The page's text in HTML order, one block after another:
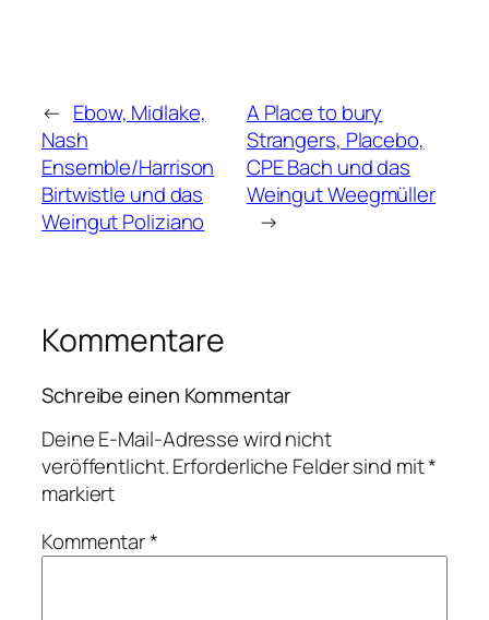
← Ebow, Midlake,
Nash
Ensemble/Harrison
Birtwistle und das
Weingut Poliziano
A Place to bury
Strangers, Placebo,
CPE Bach und das
Weingut Weegmüller
→
Kommentare
Schreibe einen Kommentar
Deine E-Mail-Adresse wird nicht
veröffentlicht.Erforderliche Felder sind mit*
markiert
Kommentar*